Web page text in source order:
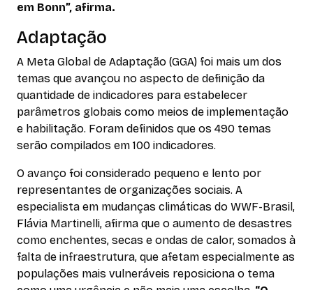
em Bonn”, afirma.
Adaptação
A Meta Global de Adaptação (GGA) foi mais um dos
temas que avançou no aspecto de definição da
quantidade de indicadores para estabelecer
parâmetros globais como meios de implementação
e habilitação. Foram definidos que os 490 temas
serão compilados em 100 indicadores.
O avanço foi considerado pequeno e lento por
representantes de organizações sociais. A
especialista em mudanças climáticas do WWF-Brasil,
Flávia Martinelli, afirma que o aumento de desastres
como enchentes, secas e ondas de calor, somados à
falta de infraestrutura, que afetam especialmente as
populações mais vulneráveis reposiciona o tema